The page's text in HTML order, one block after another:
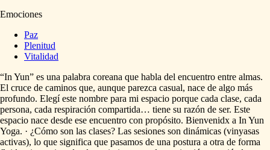
Emociones
Paz
Plenitud
Vitalidad
“In Yun” es una palabra coreana que habla del encuentro entre almas.
El cruce de caminos que, aunque parezca casual, nace de algo más
profundo. Elegí este nombre para mi espacio porque cada clase, cada
persona, cada respiración compartida… tiene su razón de ser. Este
espacio nace desde ese encuentro con propósito. Bienvenidx a In Yun
Yoga. · ¿Cómo son las clases? Las sesiones son dinámicas (vinyasas
activas), lo que significa que pasamos de una postura a otra de forma